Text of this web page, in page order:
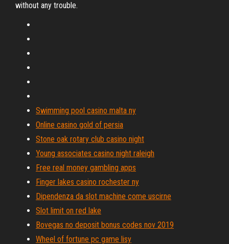
without any trouble.
Swimming pool casino malta ny
Online casino gold of persia
Stone oak rotary club casino night
Young associates casino night raleigh
Free real money gambling apps
Finger lakes casino rochester ny
Dipendenza da slot machine come uscirne
Slot limit on red lake
Bovegas no deposit bonus codes nov 2019
Wheel of fortune pc game lisy